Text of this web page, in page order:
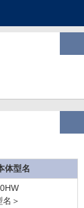
体型名
名＞